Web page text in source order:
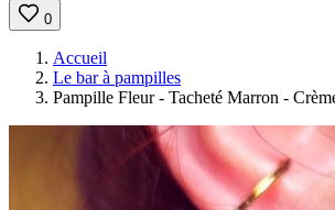
0
Accueil
Le bar à pampilles
Pampille Fleur - Tacheté Marron -